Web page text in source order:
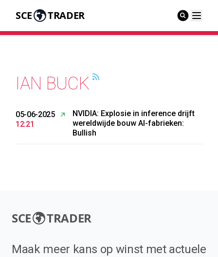
SCE TRADER
IAN BUCK
05-06-2025
12:21
NVIDIA: Explosie in inference drijft
wereldwijde bouw AI-fabrieken:
Bullish
SCE TRADER
Maak meer kans op winst met actuele